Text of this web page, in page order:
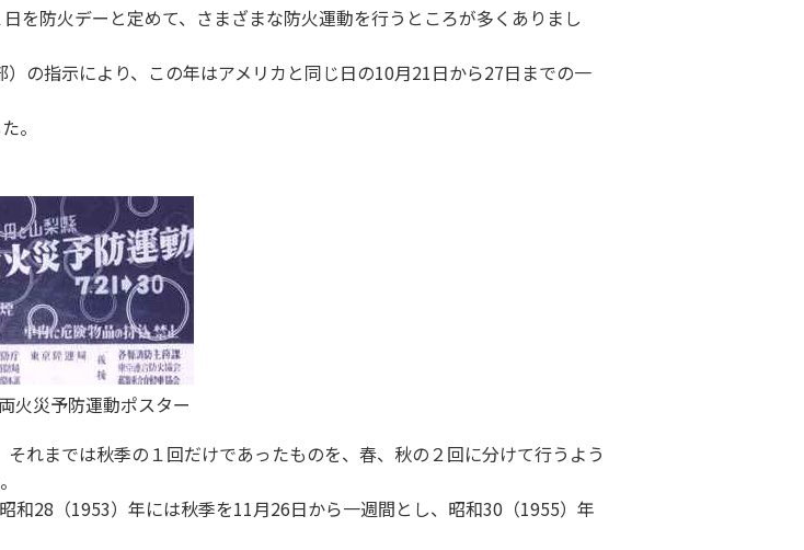
を防火デーと定めて、さまざまな防火運動を行うところが多くありまし
の指示により、この年はアメリカと同じ日の10月21日から27日までの一
。
火災予防運動ポスター
れまでは秋季の１回だけであったものを、春、秋の２回に分けて行うよう
和28（1953）年には秋季を11月26日から一週間とし、昭和30（1955）年